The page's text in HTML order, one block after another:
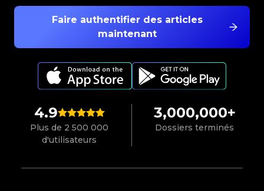
4.9
Plus de 2 500 000
d'utilisateurs
3,000,000+
Dossiers terminés
Faire authentifier des articles
maintenant